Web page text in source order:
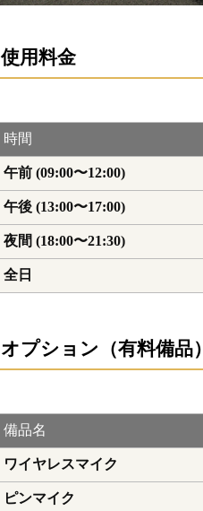
使用料金
時間
午前 (09:00〜12:00)
午後 (13:00〜17:00)
夜間 (18:00〜21:30)
全日
オプション（有料備品）
備品名
ワイヤレスマイク
ピンマイク